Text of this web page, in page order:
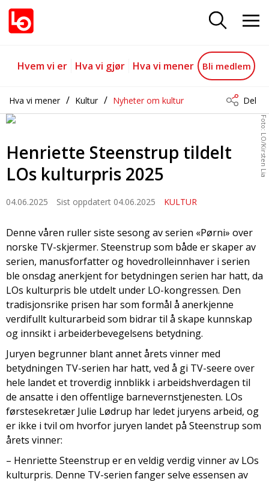
LOs kulturpris 2025 tildeles
Gå til hovedinnhold
Gå til navigasjon
Hvem vi er Hva vi gjør Hva vi mener Bli medlem
Hva vi mener Kultur Nyheter om kultur Del
Foto: LO/Kirsten Lia
Henriette Steenstrup tildelt
LOs kulturpris 2025
04.06.2025 Sist oppdatert 04.06.2025 KULTUR
Denne våren ruller siste sesong av serien «Pørni» over
norske TV-skjermer. Steenstrup som både er skaper av
serien, manusforfatter og hovedrolleinnhaver i serien
ble onsdag anerkjent for betydningen serien har hatt, da
LOs kulturpris ble utdelt under LO-kongressen. Den
tradisjonsrike prisen har som formål å anerkjenne
verdifullt kulturarbeid som bidrar til å skape kunnskap
og innsikt i arbeiderbevegelsens betydning.
Juryen begrunner blant annet årets vinner med
betydningen TV-serien har hatt, ved å gi TV-seere over
hele landet et troverdig innblikk i arbeidshverdagen til
de ansatte i den offentlige barnevernstjenesten. LOs
førstesekretær Julie Lødrup har ledet juryens arbeid, og
er ikke i tvil om hvorfor juryen landet på Steenstrup som
årets vinner:
– Henriette Steenstrup er en veldig verdig vinner av LOs
kulturpris. Denne TV-serien fanger selve essensen av